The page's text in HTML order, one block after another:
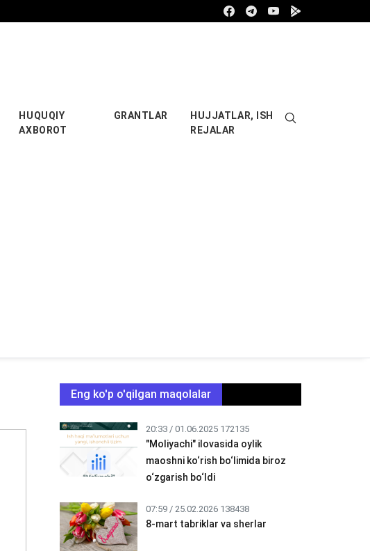
FacebookTelegram
Youtube
HUQUQIY
AXBOROT
GRANTLAR
HUJJATLAR, ISH
REJALAR
Eng ko'p o'qilgan maqolalar
20:33 / 01.06.2025 172135
"Moliyachi" ilovasida oylik
maoshni ko‘rish bo‘limida biroz
o‘zgarish bo‘ldi
07:59 / 25.02.2026 138438
8-mart tabriklar va sherlar